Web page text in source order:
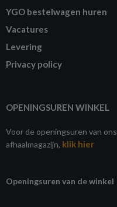
YGO bestelwagen huren
Vacatures
Levering
Privacy policy
OPENINGSUREN WINKEL
Voor de openingsuren van ons
afhaalmagazijn, klik hier
Openingsuren van de winkel